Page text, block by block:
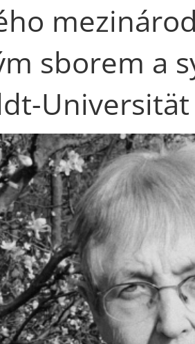
sborem a